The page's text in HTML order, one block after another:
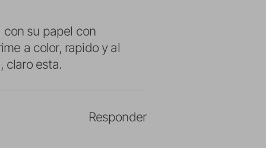
con su papel con
a color, rapido y al
claro esta.
Responder